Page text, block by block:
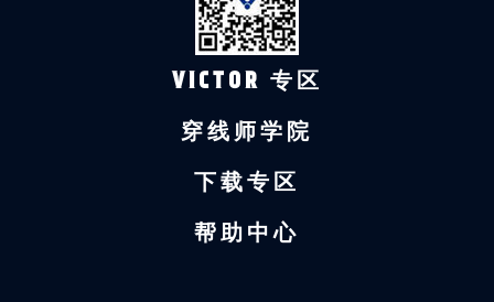
VICTOR 专区
穿线师学院
下载专区
帮助中心